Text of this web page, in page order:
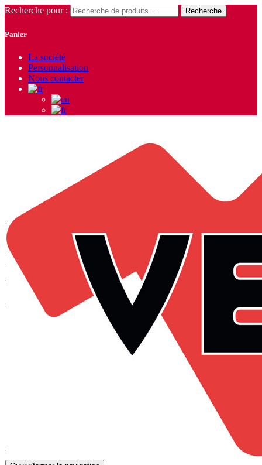
Recherche pour : Recherche
Panier
La société
Personnalisation
Nous contacter
Accueil
Affichage de 10–18 sur 35 résultats
Panier
Suivez-nous sur Facebook
Produits les mieux notés